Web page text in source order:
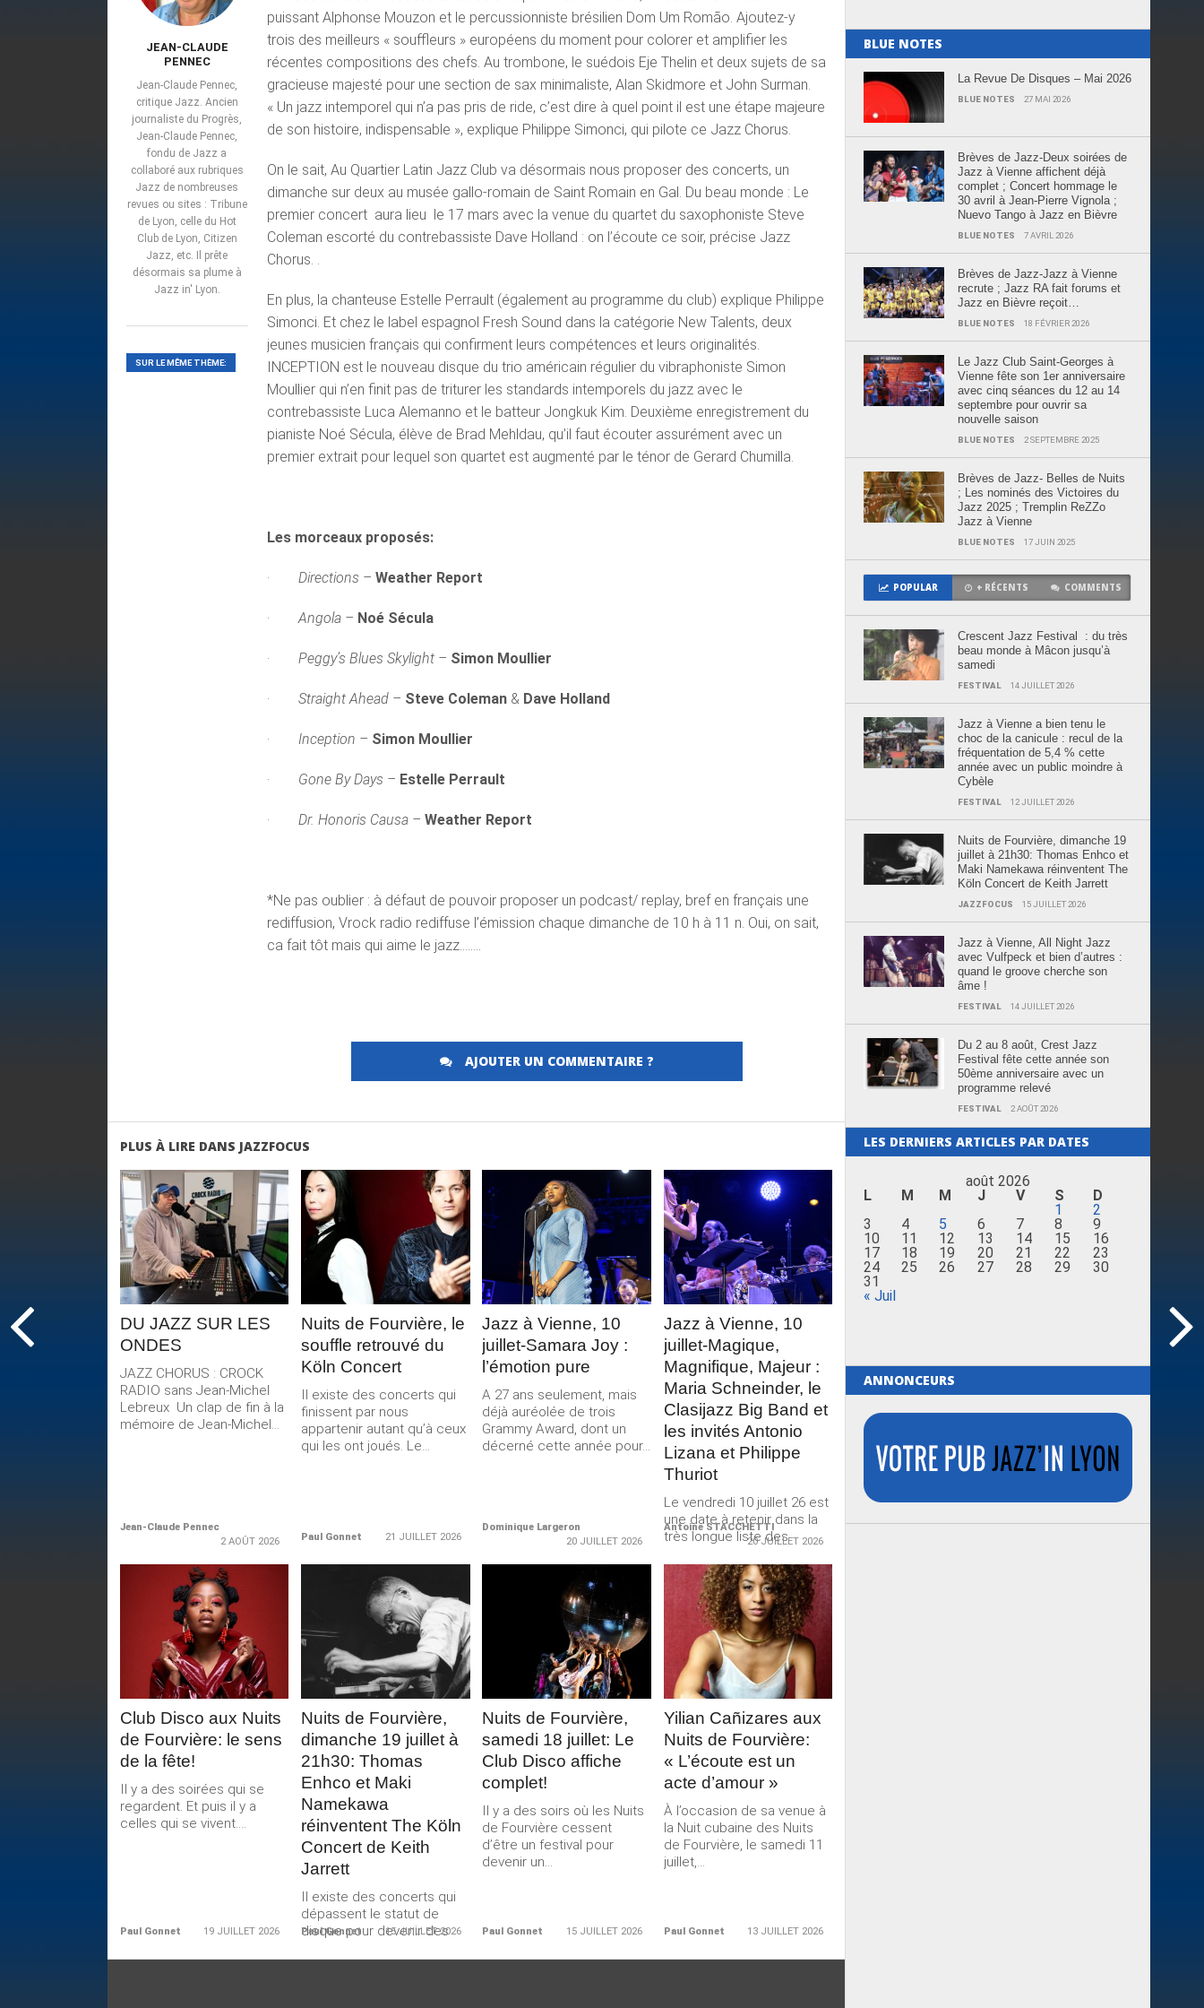
puissant Alphonse Mouzon et le percussionniste brésilien Dom Um Romão. Ajoutez-y
trois des meilleurs « souffleurs » européens du moment pour colorer et amplifier les
récentes compositions des chefs. Au trombone, le suédois Eje Thelin et deux sujets de sa
gracieuse majesté pour une section de sax minimaliste, Alan Skidmore et John Surman.
« Un jazz intemporel qui n’a pas pris de ride, c’est dire à quel point il est une étape majeure
de son histoire, indispensable », explique Philippe Simonci, qui pilote ce Jazz Chorus.
On le sait, Au Quartier Latin Jazz Club va désormais nous proposer des concerts, un
dimanche sur deux au musée gallo-romain de Saint Romain en Gal. Du beau monde : Le
premier concert aura lieu le 17 mars avec la venue du quartet du saxophoniste Steve
Coleman escorté du contrebassiste Dave Holland : on l’écoute ce soir, précise Jazz
Chorus. .
En plus, la chanteuse Estelle Perrault (également au programme du club) explique Philippe
Simonci. Et chez le label espagnol Fresh Sound dans la catégorie New Talents, deux
jeunes musicien français qui confirment leurs compétences et leurs originalités.
INCEPTION est le nouveau disque du trio américain régulier du vibraphoniste Simon
Moullier qui n’en finit pas de triturer les standards intemporels du jazz avec le
contrebassiste Luca Alemanno et le batteur Jongkuk Kim. Deuxième enregistrement du
pianiste Noé Sécula, élève de Brad Mehldau, qu’il faut écouter assurément avec un
premier extrait pour lequel son quartet est augmenté par le ténor de Gerard Chumilla.
Les morceaux proposés:
·Directions –Weather Report
·Angola – Noé Sécula
·Peggy’s Blues Skylight – Simon Moullier
·Straight Ahead – Steve Coleman & Dave Holland
·Inception – Simon Moullier
· Gone By Days – Estelle Perrault
·Dr. Honoris Causa –Weather Report
*Ne pas oublier : à défaut de pouvoir proposer un podcast/ replay, bref en français une
rediffusion, Vrock radio rediffuse l’émission chaque dimanche de 10 h à 11 n. Oui, on sait,
ca fait tôt mais qui aime le jazz……..
AJOUTER UN COMMENTAIRE ?
JEAN-CLAUDE
PENNEC
Jean-Claude Pennec,
critique Jazz. Ancien
journaliste du Progrès,
Jean-Claude Pennec,
fondu de Jazz a
collaboré aux rubriques
Jazz de nombreuses
revues ou sites : Tribune
de Lyon, celle du Hot
Club de Lyon, Citizen
Jazz, etc. Il prête
désormais sa plume à
Jazz in' Lyon.
SUR LE MÊME THÈME:
PLUS À LIRE DANS JAZZFOCUS
LIRE LA
SUITE
DU JAZZ SUR LES
ONDES
JAZZ CHORUS : CROCK
RADIO sans Jean-Michel
Lebreux Un clap de fin à la
mémoire de Jean-Michel...
Jean-Claude Pennec
2 AOÛT 2026
Nuits de Fourvière, le
souffle retrouvé du
Köln Concert
Il existe des concerts qui
finissent par nous
appartenir autant qu’à ceux
qui les ont joués. Le...
Paul Gonnet 21 JUILLET 2026
LIRE LA
SUITE
Jazz à Vienne, 10
juillet-Samara Joy :
l’émotion pure
A 27 ans seulement, mais
déjà auréolée de trois
Grammy Award, dont un
décerné cette année pour...
Dominique Largeron
20 JUILLET 2026
LIRE LA
Jazz à Vienne, 10
juillet-Magique,
Magnifique, Majeur :
Maria Schneinder, le
Clasijazz Big Band et
les invités Antonio
Lizana et Philippe
Thuriot
Le vendredi 10 juillet 26 est
une date à retenir dans la
très longue liste des
Antoine STACCHETTI
20 JUILLET 2026
LIRE LA
SUITE
Club Disco aux Nuits
de Fourvière: le sens
de la fête!
Il y a des soirées qui se
regardent. Et puis il y a
celles qui se vivent....
Paul Gonnet 19 JUILLET 2026
LIRE LA
SUITE
Nuits de Fourvière,
dimanche 19 juillet à
21h30: Thomas
Enhco et Maki
Namekawa
réinventent The Köln
Concert de Keith
Jarrett
Il existe des concerts qui
dépassent le statut de
disque pour devenir des
cette...
Paul Gonnet 15 JUILLET 2026
LIRE LA
SUITE
Nuits de Fourvière,
samedi 18 juillet: Le
Club Disco affiche
complet!
Il y a des soirs où les Nuits
de Fourvière cessent
d’être un festival pour
devenir un...
Paul Gonnet 15 JUILLET 2026
LIRE LA
SUITE
Yilian Cañizares aux
Nuits de Fourvière:
« L’écoute est un
acte d’amour »
À l’occasion de sa venue à
la Nuit cubaine des Nuits
de Fourvière, le samedi 11
juillet,...
Paul Gonnet 13 JUILLET 2026
BLUE NOTES
La Revue De Disques – Mai 2026
BLUE NOTES 27 MAI 2026
Brèves de Jazz-Deux soirées de
Jazz à Vienne affichent déjà
complet ; Concert hommage le
30 avril à Jean-Pierre Vignola ;
Nuevo Tango à Jazz en Bièvre
BLUE NOTES 7 AVRIL 2026
Brèves de Jazz-Jazz à Vienne
recrute ; Jazz RA fait forums et
Jazz en Bièvre reçoit…
BLUE NOTES 18 FÉVRIER 2026
Le Jazz Club Saint-Georges à
Vienne fête son 1er anniversaire
avec cinq séances du 12 au 14
septembre pour ouvrir sa
nouvelle saison
BLUE NOTES 2 SEPTEMBRE 2025
Brèves de Jazz- Belles de Nuits
; Les nominés des Victoires du
Jazz 2025 ; Tremplin ReZZo
Jazz à Vienne
BLUE NOTES 17 JUIN 2025
POPULAR + RÉCENTS COMMENTS
Crescent Jazz Festival : du très
beau monde à Mâcon jusqu’à
samedi
FESTIVAL 14 JUILLET 2026
Jazz à Vienne a bien tenu le
choc de la canicule : recul de la
fréquentation de 5,4 % cette
année avec un public moindre à
Cybèle
FESTIVAL 12 JUILLET 2026
Nuits de Fourvière, dimanche 19
juillet à 21h30: Thomas Enhco et
Maki Namekawa réinventent The
Köln Concert de Keith Jarrett
JAZZFOCUS 15 JUILLET 2026
Jazz à Vienne, All Night Jazz
avec Vulfpeck et bien d’autres :
quand le groove cherche son
âme !
FESTIVAL 14 JUILLET 2026
Du 2 au 8 août, Crest Jazz
Festival fête cette année son
50ème anniversaire avec un
programme relevé
FESTIVAL 2 AOÛT 2026
LES DERNIERS ARTICLES PAR DATES
août 2026
L
M M J V S
D
1
2
3
4 5 6 7 8
9
10
11 12 13 14 15
16
17
18 19 20 21 22
23
24
25 26 27 28 29
30
31
« Juil
ANNONCEURS
Merci de Liker notre page Facebook !